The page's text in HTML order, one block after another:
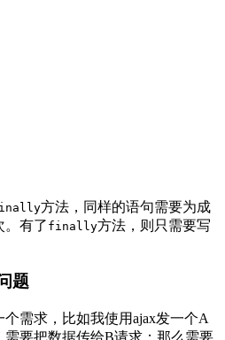
方法，同样的语句需要为成
。有了finally方法，则只需要写
题
需求，比如我使用ajax发一个A